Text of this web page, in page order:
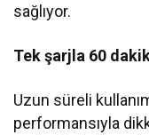
sağlıyor.
Tek şarjla 60
Uzun süreli
performansıyla